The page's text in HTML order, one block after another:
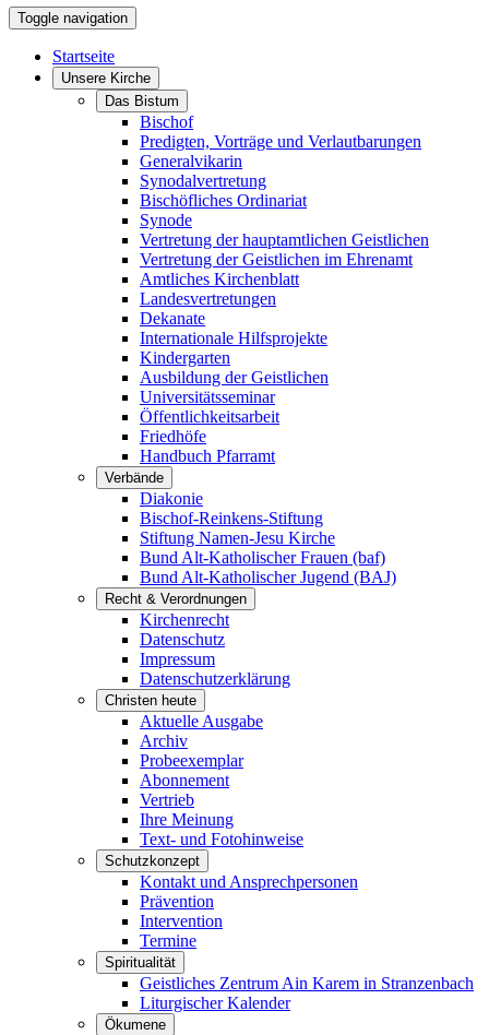
Toggle navigation
Startseite
Unsere Kirche
Das Bistum
Bischof
Predigten, Vorträge und Verlautbarungen
Generalvikarin
Synodalvertretung
Bischöfliches Ordinariat
Synode
Vertretung der hauptamtlichen Geistlichen
Vertretung der Geistlichen im Ehrenamt
Amtliches Kirchenblatt
Landesvertretungen
Dekanate
Internationale Hilfsprojekte
Kindergarten
Ausbildung der Geistlichen
Universitätsseminar
Öffentlichkeitsarbeit
Friedhöfe
Handbuch Pfarramt
Verbände
Diakonie
Bischof-Reinkens-Stiftung
Stiftung Namen-Jesu Kirche
Bund Alt-Katholischer Frauen (baf)
Bund Alt-Katholischer Jugend (BAJ)
Recht & Verordnungen
Kirchenrecht
Datenschutz
Impressum
Datenschutzerklärung
Christen heute
Aktuelle Ausgabe
Archiv
Probeexemplar
Abonnement
Vertrieb
Ihre Meinung
Text- und Fotohinweise
Schutzkonzept
Kontakt und Ansprechpersonen
Prävention
Intervention
Termine
Spiritualität
Geistliches Zentrum Ain Karem in Stranzenbach
Liturgischer Kalender
Ökumene